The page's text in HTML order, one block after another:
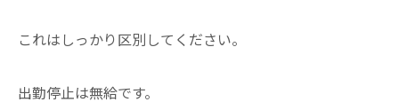
これはしっかり区別してください。
出勤停止は無給です。